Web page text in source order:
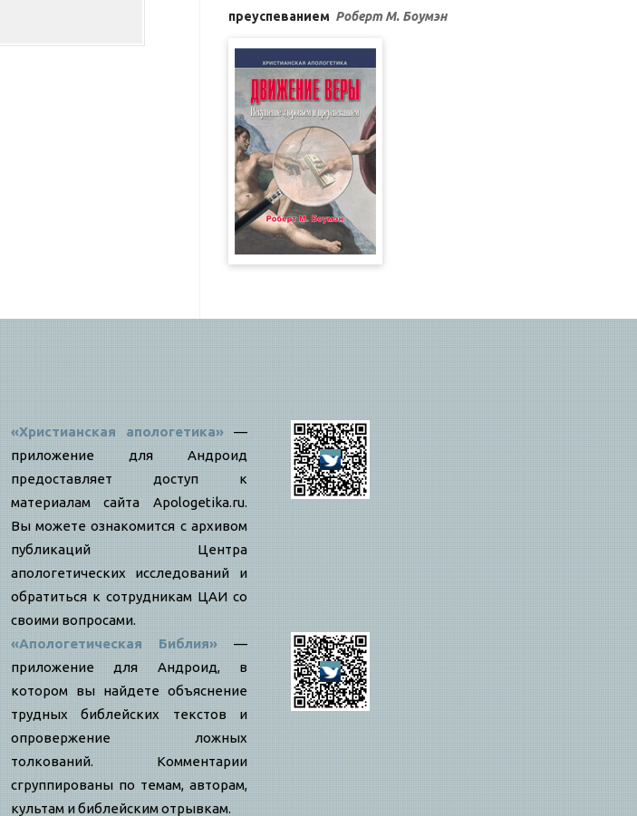
преуспеванием Роберт М. Боумэн
«Христианская апологетика» —
приложение для Андроид
предоставляет доступ к
материалам сайта Apologetika.ru.
Вы можете ознакомится с архивом
публикаций Центра
апологетических исследований и
обратиться к сотрудникам ЦАИ со
своими вопросами.
«Апологетическая Библия» —
приложение для Андроид, в
котором вы найдете объяснение
трудных библейских текстов и
опровержение ложных
толкований. Комментарии
сгруппированы по темам, авторам,
культам и библейским отрывкам.